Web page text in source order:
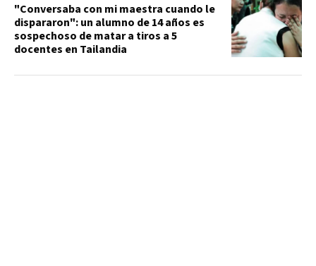
"Conversaba con mi maestra cuando le
dispararon": un alumno de 14 años es
sospechoso de matar a tiros a 5
docentes en Tailandia